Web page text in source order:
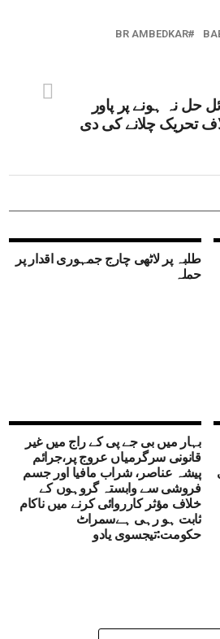
BR AMBEDKAR
حل نہ ہونے پر پاور
تحریک چلانے کی دی
طلبہ پر لاٹھی چارج جمہوری اقدار پر
حملہ
بہار میں بی جے پی کے راج میں غیر
قانونی سرگرمیاں عروج پر،جرائم
پیشہ عناصر، شراب مافیا اور جسم
فروشی سے وابستہ گروہوں کے
خلاف مؤثر کارروائی کرنے میں ناکام
ثابت ہو رہی ہےسمراٹ
حکومت:تیجسوی یادو